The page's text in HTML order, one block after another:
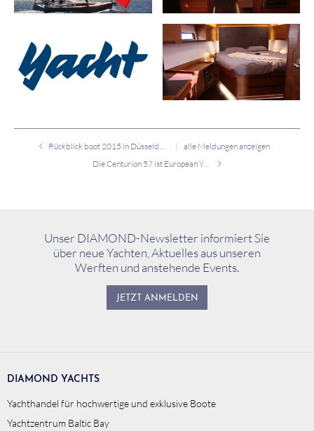
Rückblick boot 2015 in Düsseldorf
alle Meldungen anzeigen
Die Centurion 57 ist European Yacht of the Year 2015
Unser DIAMOND-Newsletter informiert Sie
über neue Yachten, Aktuelles aus unseren
Werften und anstehende Events.
JETZT ANMELDEN
DIAMOND YACHTS
Yachthandel für hochwertige und exklusive Boote
Yachtzentrum Baltic Bay